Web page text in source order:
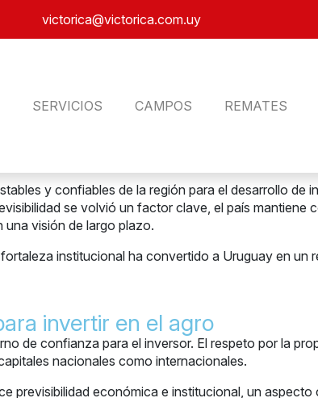
victorica@victorica.com.uy
SERVICIOS CAMPOS REMATES
y confiables de la región para el desarrollo de
se volvió un factor clave, el país mantiene
visión de largo plazo.
institucional ha convertido a Uruguay en un
invertir en el agro
de confianza para el inversor. El respeto por la
nacionales como internacionales.
previsibilidad económica e institucional, un